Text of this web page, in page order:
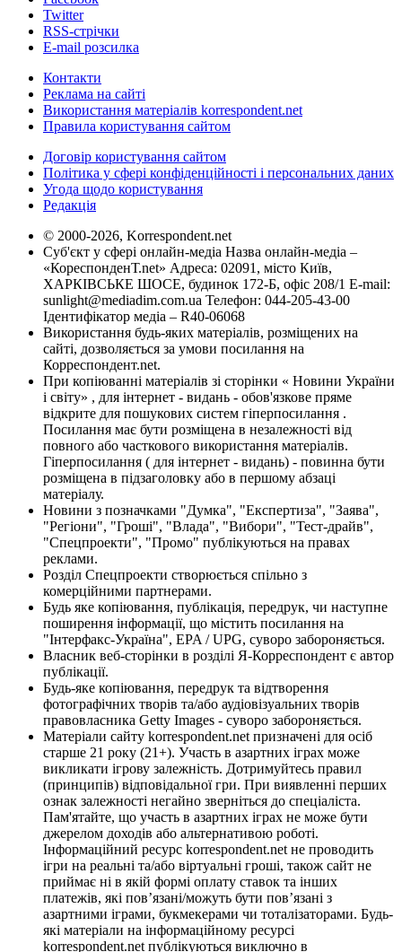
Twitter
RSS-стрічки
E-mail розсилка
Контакти
Реклама на сайті
Використання матеріалів korrespondent.net
Правила користування сайтом
Договір користування сайтом
Політика у сфері конфіденційності і персональних даних
Угода щодо користування
Редакція
© 2000-2026, Korrespondent.net
Суб'єкт у сфері онлайн-медіа Назва онлайн-медіа –
«КореспонденТ.net» Адреса: 02091, місто Київ,
ХАРКІВСЬКЕ ШОСЕ, будинок 172-Б, офіс 208/1 E-mail:
sunlight@mediadim.com.ua Телефон: 044-205-43-00
Ідентифікатор медіа – R40-06068
Використання будь-яких матеріалів, розміщених на
сайті, дозволяється за умови посилання на
Корреспондент.net.
При копіюванні матеріалів зі сторінки « Новини України
і світу» , для інтернет - видань - обов'язкове пряме
відкрите для пошукових систем гіперпосилання .
Посилання має бути розміщена в незалежності від
повного або часткового використання матеріалів.
Гіперпосилання ( для інтернет - видань) - повинна бути
розміщена в підзаголовку або в першому абзаці
матеріалу.
Новини з позначками "Думка", "Експертиза", "Заява",
"Регіони", "Гроші", "Влада", "Вибори", "Тест-драйв",
"Спецпроекти", "Промо" публікуються на правах
реклами.
Розділ Спецпроекти створюється спільно з
комерційними партнерами.
Будь яке копіювання, публікація, передрук, чи наступне
поширення інформації, що містить посилання на
"Інтерфакс-Україна", EPA / UPG, суворо забороняється.
Власник веб-сторінки в розділі Я-Корреспондент є автор
публікації.
Будь-яке копіювання, передрук та відтворення
фотографічних творів та/або аудіовізуальних творів
правовласника Getty Images - суворо забороняється.
Матеріали сайту korrespondent.net призначені для осіб
старше 21 року (21+). Участь в азартних іграх може
викликати ігрову залежність. Дотримуйтесь правил
(принципів) відповідальної гри. При виявленні перших
ознак залежності негайно зверніться до спеціаліста.
Пам'ятайте, що участь в азартних іграх не може бути
джерелом доходів або альтернативою роботі.
Інформаційний ресурс korrespondent.net не проводить
ігри на реальні та/або віртуальні гроші, також сайт не
приймає ні в якій формі оплату ставок та інших
платежів, які пов’язані/можуть бути пов’язані з
азартними іграми, букмекерами чи тоталізаторами. Будь-
які матеріали на інформаційному ресурсі
korrespondent.net публікуються виключно в